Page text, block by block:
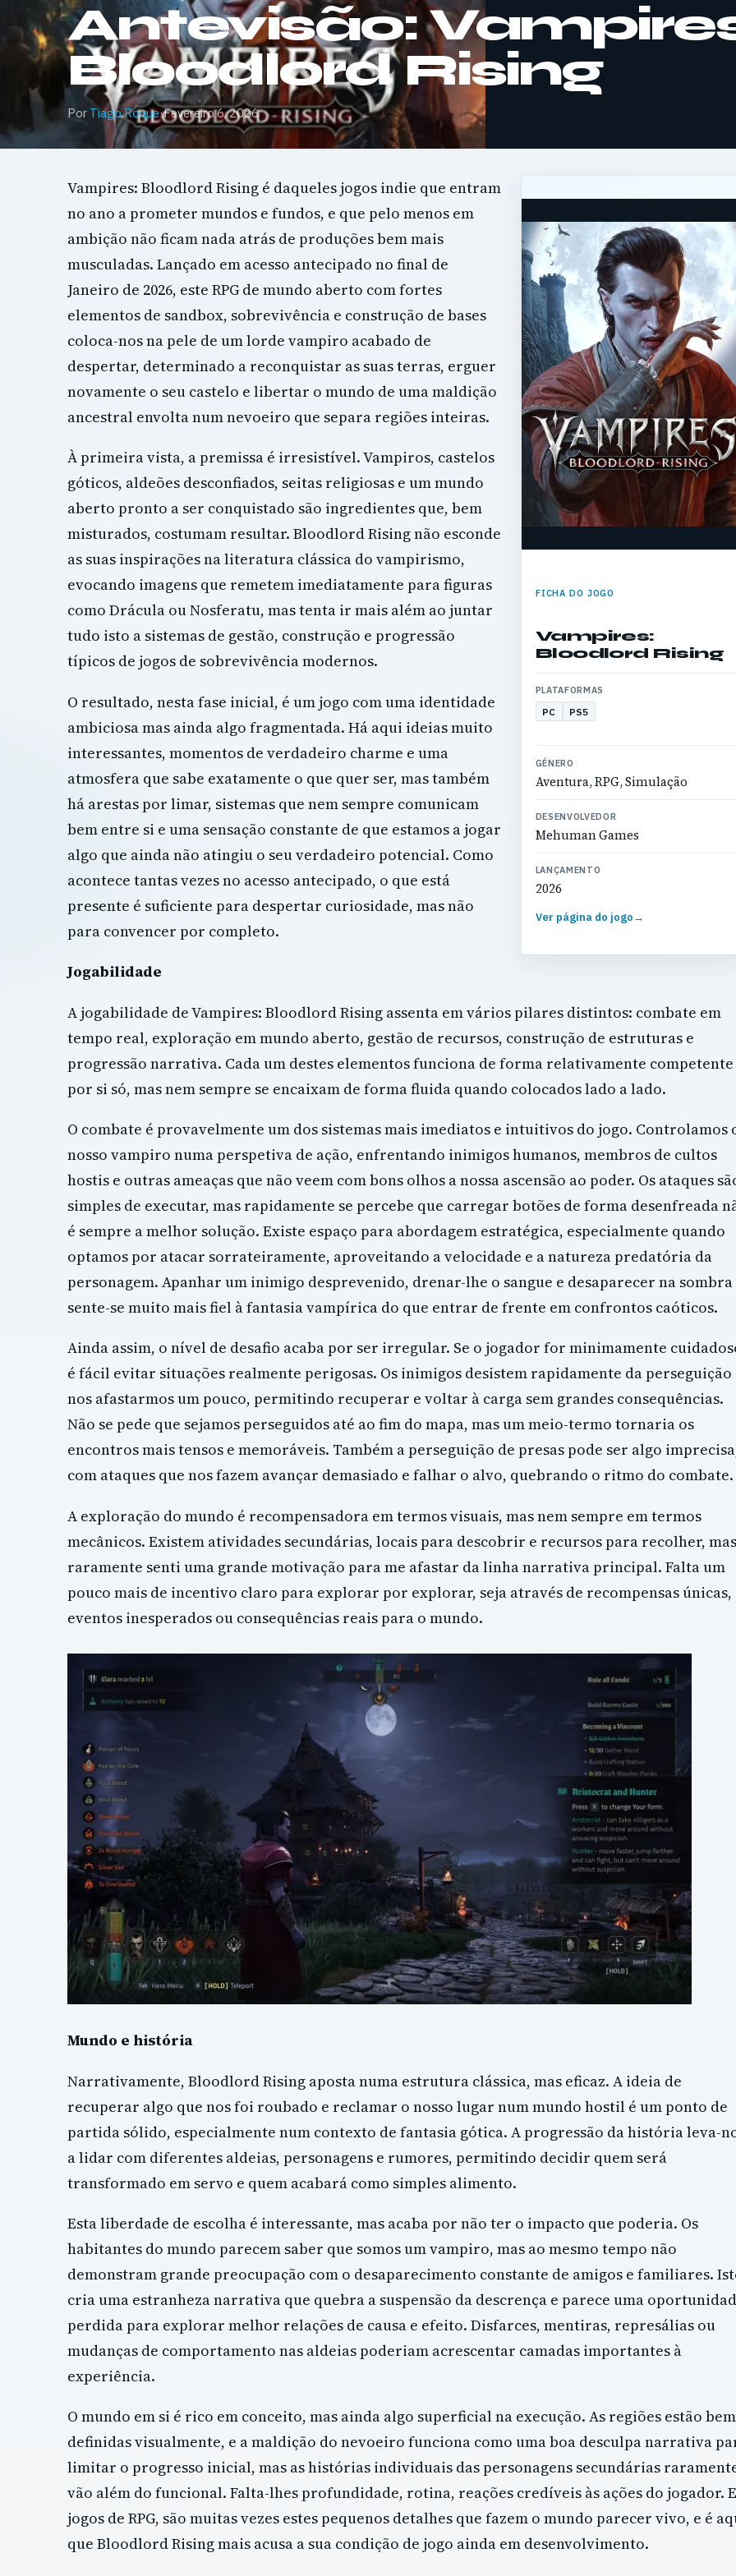
Antevisão:
Bloodlord Rising
Por Tiago Roque·Fevereiro 6, 2026
FICHA DO JOGO
Vampires:
Bloodlord Rising
PLATAFORMAS
PC PS5
GÉNERO
Aventura, RPG, Simulação
DESENVOLVEDOR
Mehuman Games
LANÇAMENTO
2026
Ver página do jogo→
Vampires: Bloodlord Rising é daqueles jogos indie que entram
no ano a prometer mundos e fundos, e que pelo menos em
ambição não ficam nada atrás de produções bem mais
musculadas. Lançado em acesso antecipado no final de
Janeiro de 2026, este RPG de mundo aberto com fortes
elementos de sandbox, sobrevivência e construção de bases
coloca-nos na pele de um lorde vampiro acabado de
despertar, determinado a reconquistar as suas terras, erguer
novamente o seu castelo e libertar o mundo de uma maldição
ancestral envolta num nevoeiro que separa regiões inteiras.
À primeira vista, a premissa é irresistível. Vampiros, castelos
góticos, aldeões desconfiados, seitas religiosas e um mundo
aberto pronto a ser conquistado são ingredientes que, bem
misturados, costumam resultar. Bloodlord Rising não esconde
as suas inspirações na literatura clássica do vampirismo,
evocando imagens que remetem imediatamente para figuras
como Drácula ou Nosferatu, mas tenta ir mais além ao juntar
tudo isto a sistemas de gestão, construção e progressão
típicos de jogos de sobrevivência modernos.
O resultado, nesta fase inicial, é um jogo com uma identidade
ambiciosa mas ainda algo fragmentada. Há aqui ideias muito
interessantes, momentos de verdadeiro charme e uma
atmosfera que sabe exatamente o que quer ser, mas também
há arestas por limar, sistemas que nem sempre comunicam
bem entre si e uma sensação constante de que estamos a jogar
algo que ainda não atingiu o seu verdadeiro potencial. Como
acontece tantas vezes no acesso antecipado, o que está
presente é suficiente para despertar curiosidade, mas não
para convencer por completo.
Jogabilidade
A jogabilidade de Vampires: Bloodlord Rising assenta em vários pilares distintos: combate em
tempo real, exploração em mundo aberto, gestão de recursos, construção de estruturas e
progressão narrativa. Cada um destes elementos funciona de forma relativamente competente
por si só, mas nem sempre se encaixam de forma fluida quando colocados lado a lado.
O combate é provavelmente um dos sistemas mais imediatos e intuitivos do jogo. Controlamos
nosso vampiro numa perspetiva de ação, enfrentando inimigos humanos, membros de cultos
hostis e outras ameaças que não veem com bons olhos a nossa ascensão ao poder. Os ataques
simples de executar, mas rapidamente se percebe que carregar botões de forma desenfreada
é sempre a melhor solução. Existe espaço para abordagem estratégica, especialmente quando
optamos por atacar sorrateiramente, aproveitando a velocidade e a natureza predatória da
personagem. Apanhar um inimigo desprevenido, drenar-lhe o sangue e desaparecer na sombra
sente-se muito mais fiel à fantasia vampírica do que entrar de frente em confrontos caóticos.
Ainda assim, o nível de desafio acaba por ser irregular. Se o jogador for minimamente
é fácil evitar situações realmente perigosas. Os inimigos desistem rapidamente da perseguição
nos afastarmos um pouco, permitindo recuperar e voltar à carga sem grandes consequências.
Não se pede que sejamos perseguidos até ao fim do mapa, mas um meio-termo tornaria os
encontros mais tensos e memoráveis. Também a perseguição de presas pode ser algo
com ataques que nos fazem avançar demasiado e falhar o alvo, quebrando o ritmo do combate.
A exploração do mundo é recompensadora em termos visuais, mas nem sempre em termos
mecânicos. Existem atividades secundárias, locais para descobrir e recursos para recolher, mas
raramente senti uma grande motivação para me afastar da linha narrativa principal. Falta um
pouco mais de incentivo claro para explorar por explorar, seja através de recompensas únicas,
eventos inesperados ou consequências reais para o mundo.
Mundo e história
Narrativamente, Bloodlord Rising aposta numa estrutura clássica, mas eficaz. A ideia de
recuperar algo que nos foi roubado e reclamar o nosso lugar num mundo hostil é um ponto de
partida sólido, especialmente num contexto de fantasia gótica. A progressão da história leva-
a lidar com diferentes aldeias, personagens e rumores, permitindo decidir quem será
transformado em servo e quem acabará como simples alimento.
Esta liberdade de escolha é interessante, mas acaba por não ter o impacto que poderia. Os
habitantes do mundo parecem saber que somos um vampiro, mas ao mesmo tempo não
demonstram grande preocupação com o desaparecimento constante de amigos e familiares.
cria uma estranheza narrativa que quebra a suspensão da descrença e parece uma
perdida para explorar melhor relações de causa e efeito. Disfarces, mentiras, represálias ou
mudanças de comportamento nas aldeias poderiam acrescentar camadas importantes à
experiência.
O mundo em si é rico em conceito, mas ainda algo superficial na execução. As regiões estão bem
definidas visualmente, e a maldição do nevoeiro funciona como uma boa desculpa narrativa
limitar o progresso inicial, mas as histórias individuais das personagens secundárias
vão além do funcional. Falta-lhes profundidade, rotina, reações credíveis às ações do jogador.
jogos de RPG, são muitas vezes estes pequenos detalhes que fazem o mundo parecer vivo, e é
que Bloodlord Rising mais acusa a sua condição de jogo ainda em desenvolvimento.